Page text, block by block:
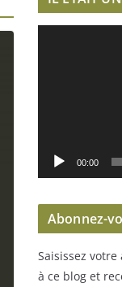
v
é
o
00:00
Abonnez-
Saisissez
à ce blog et